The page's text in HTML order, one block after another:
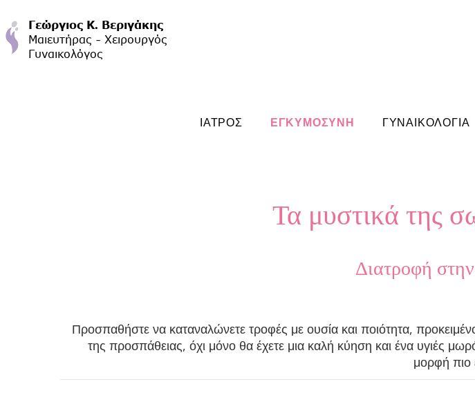
ΙΑΤΡΟΣ ΕΓΚΥΜΟΣΥΝΗ ΓΥΝΑΙΚΟΛΟΓΙΑ
Τα μυστικά της
Διατροφή
Προσπαθήστε να καταναλώνετε τροφές με ουσία και ποιότητα,
της προσπάθειας, όχι μόνο θα έχετε μια καλή κύηση και ένα υγιές
μορφή πιο